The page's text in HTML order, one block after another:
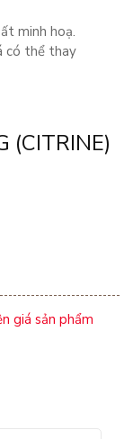
minh hoạ.
có thể thay
(CITRINE)
giá sản phẩm